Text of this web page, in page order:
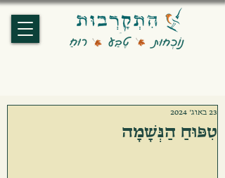
טִפּוּחַ הַנְּשָׁמָה
23 באוג׳ 2024